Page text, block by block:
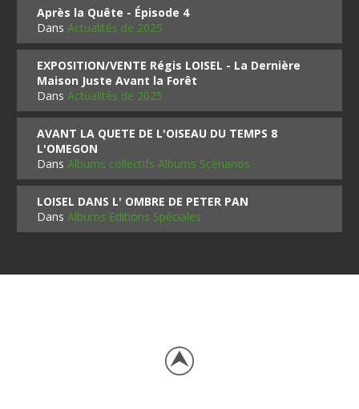
Après la Quête - Épisode 4
DansActualités de 2025
EXPOSITION/VENTE Régis LOISEL - La Dernière
Maison Juste Avant la Forêt
DansActualités de 2025
AVANT LA QUETE DE L'OISEAU DU TEMPS 8
L'OMEGON
DansAlbums collectifs Albums Scénarios
LOISEL DANS L' OMBRE DE PETER PAN
DansAlbums Editions Spéciales